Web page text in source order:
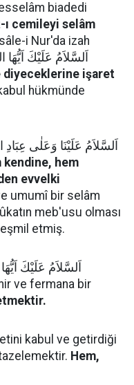
biadedi
cemileyi selâm
i Nur'da izah
diyeceklerine işaret
hükmünde
kendine, hem
evvelki
umumî bir selâm
meb'usu olması
etmiş.
ve fermana bir
kabul ve getirdiği
Hem,